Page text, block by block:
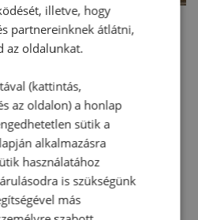
hozzászólás.
illetve, hogy
partnereinknek átlátni,
az oldalunkat.
(kattintás,
az oldalon) a honlap
sütik a
alkalmazásra
használatához
is szükségünk
más